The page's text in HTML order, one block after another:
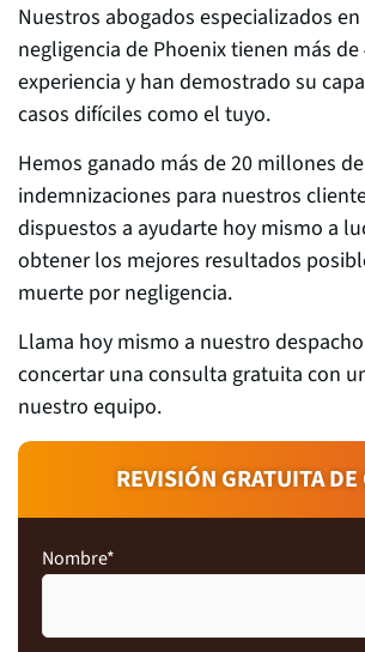
Nuestros abogados especializados
negligencia de Phoenix tienen más de
experiencia y han demostrado su
casos difíciles como el tuyo.
Hemos ganado más de 20 millones
indemnizaciones para nuestros
dispuestos a ayudarte hoy mismo a
obtener los mejores resultados
muerte por negligencia.
Llama hoy mismo a nuestro
concertar una consulta gratuita con
nuestro equipo.
REVISIÓN GRATUITA DE
Nombre*